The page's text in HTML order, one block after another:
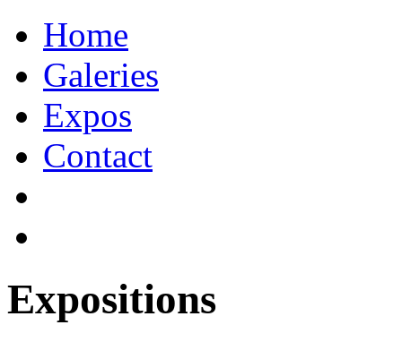
Home
Galeries
Expos
Contact
Expositions